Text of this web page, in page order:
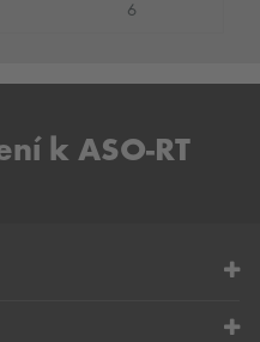
6
k ASO-RT